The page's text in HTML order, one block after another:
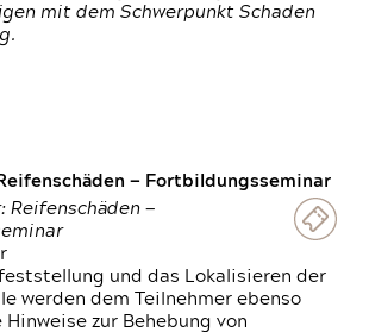
mit dem Schwerpunkt Schaden
— Fortbildungsseminar
Reifenschäden —
und das Lokalisieren der
werden dem Teilnehmer ebenso
zur Behebung von